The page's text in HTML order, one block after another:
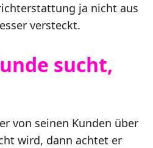
ja nicht aus
versteckt.
sucht,
von seinen Kunden über
wird, dann achtet er